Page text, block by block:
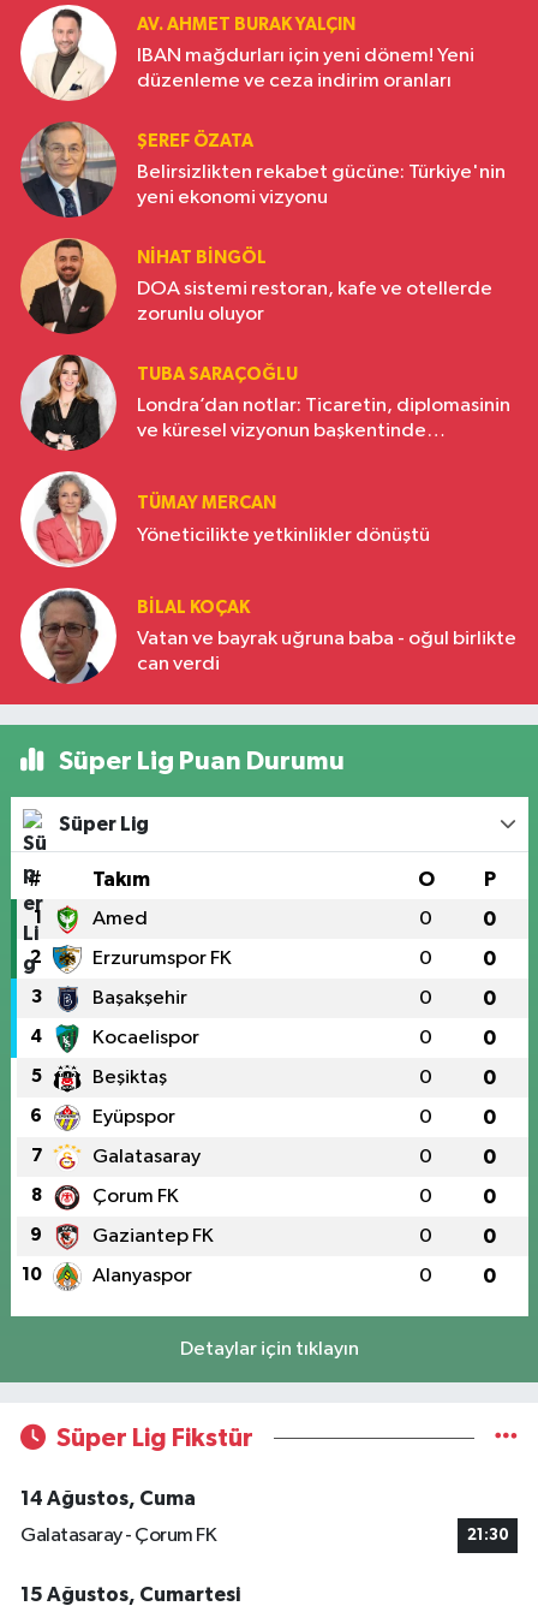
AV. AHMET BURAK YALÇIN
IBAN mağdurları için yeni dönem! Yeni
düzenleme ve ceza indirim oranları
ŞEREF ÖZATA
Belirsizlikten rekabet gücüne: Türkiye'nin
yeni ekonomi vizyonu
NIHAT BINGÖL
DOA sistemi restoran, kafe ve otellerde
zorunlu oluyor
TUBA SARAÇOĞLU
Londra’dan notlar: Ticaretin, diplomasinin
ve küresel vizyonun başkentinde
TÜMAY MERCAN
Yöneticilikte yetkinlikler dönüştü
BILAL KOÇAK
Vatan ve bayrak uğruna baba - oğul birlikte
can verdi
Süper Lig Puan Durumu
Süper Lig
# Takım O P
1 Amed 0 0
2 Erzurumspor FK 0 0
3 Başakşehir 0 0
4 Kocaelispor 0 0
5 Beşiktaş 0 0
6 Eyüpspor 0 0
7 Galatasaray 0 0
8 Çorum FK 0 0
9 Gaziantep FK 0 0
10 Alanyaspor 0 0
Detaylar için tıklayın
Süper Lig Fikstür
14 Ağustos, Cuma
Galatasaray - Çorum FK
21:30
15 Ağustos, Cumartesi